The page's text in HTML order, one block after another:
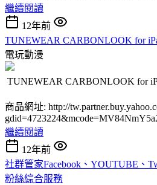
繼續閱讀
12年前
TUNEWEAR CARBONLOOK for
電玩動漫
TUNEWEAR CARBONLOOK for
商品網址: http://
繼續閱讀
12年前
社群管家Facebook、YOUTUBE、
粉絲綜合服務